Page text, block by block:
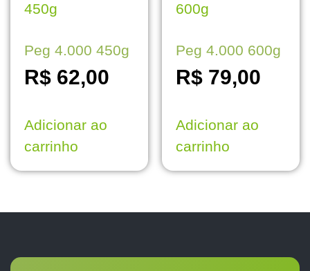
Peg 4.000 450g
R$ 62,00
Adicionar ao
carrinho
Peg 4.000 600g
R$ 79,00
Adicionar ao
carrinho